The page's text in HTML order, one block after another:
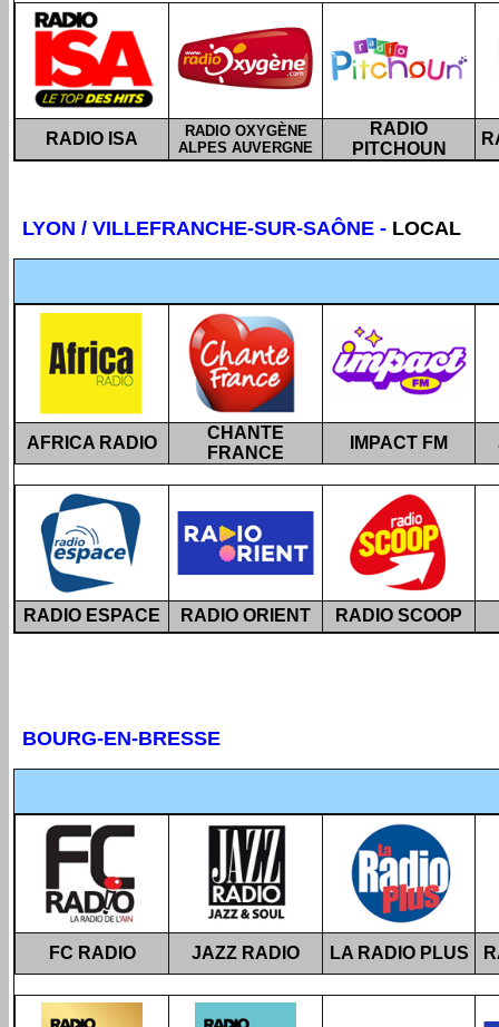
RADIO ISA
RADIO OXYGÈNE
ALPES AUVERGNE
RADIO
PITCHOUN
LYON / VILLEFRANCHE-SUR-SAÔNE - LOCAL
AFRICA RADIO
CHANTE
FRANCE
IMPACT FM
RADIO ESPACE RADIO ORIENT RADIO SCOOP
BOURG-EN-BRESSE
FC RADIO JAZZ RADIO LA RADIO PLUS